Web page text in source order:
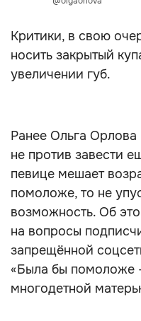
Критики, в свою
носить закрытый
увеличении губ.
Ранее Ольга Орлова
не против завести
певице мешает
помоложе, то не
возможность. Об
на вопросы
запрещённой
«Была бы помоложе
многодетной